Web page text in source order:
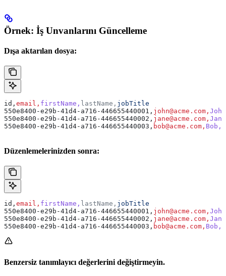
Örnek: İş Unvanlarını Güncelleme
Dışa aktarılan dosya:
id, email, firstName, lastName, jobTitle
550e8400-e29b-41d4-a716-446655440001, john@acme.com,
550e8400-e29b-41d4-a716-446655440002, jane@acme.com,
550e8400-e29b-41d4-a716-446655440003, bob@acme.com, Bob,
Düzenlemelerinizden sonra:
id, email, firstName, lastName, jobTitle
550e8400-e29b-41d4-a716-446655440001, john@acme.com,
550e8400-e29b-41d4-a716-446655440002, jane@acme.com,
550e8400-e29b-41d4-a716-446655440003, bob@acme.com, Bob,
Benzersiz tanımlayıcı değerlerini değiştirmeyin.